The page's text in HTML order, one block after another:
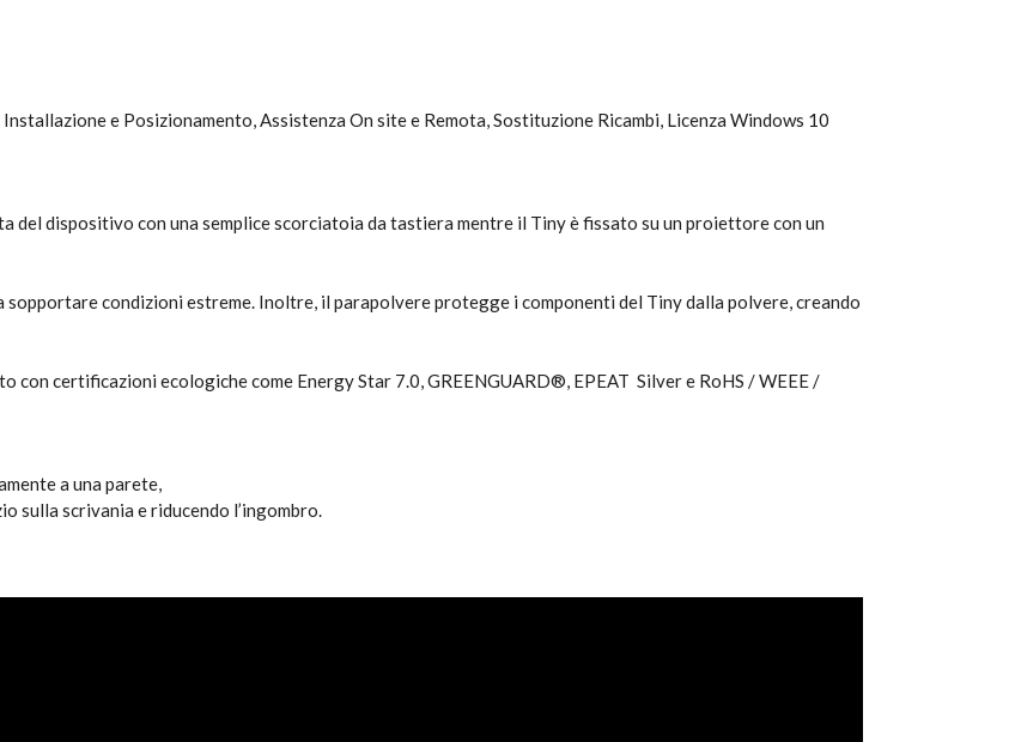
Installazione e Posizionamento, Assistenza On site e Remota, Sostituzione Ricambi, Licenza Windows 10
del dispositivo con una semplice scorciatoia da tastiera mentre il Tiny è fissato su un proiettore con un
condizioni estreme. Inoltre, il parapolvere protegge i componenti del Tiny dalla polvere, creando
certificazioni ecologiche come Energy Star 7.0, GREENGUARD®, EPEAT Silver e RoHS / WEEE /
a una parete,
sulla scrivania e riducendo l’ingombro.